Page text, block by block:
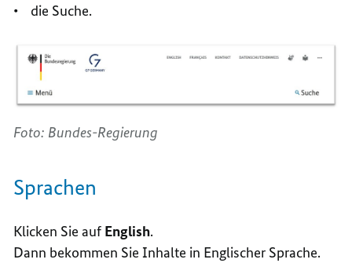
• die Suche.
Foto: Bundes-Regierung
Sprachen
Klicken Sie auf English.
Dann bekommen Sie Inhalte in Englischer Sprache.